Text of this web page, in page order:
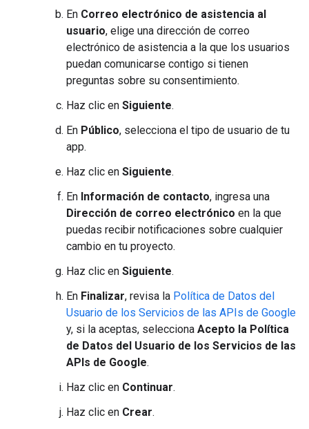
En Correo electrónico de asistencia al
usuario, elige una dirección de correo
electrónico de asistencia a la que los usuarios
puedan comunicarse contigo si tienen
preguntas sobre su consentimiento.
Haz clic en Siguiente.
En Público, selecciona el tipo de usuario de tu
app.
Haz clic en Siguiente.
En Información de contacto, ingresa una
Dirección de correo electrónico en la que
puedas recibir notificaciones sobre cualquier
cambio en tu proyecto.
Haz clic en Siguiente.
En Finalizar, revisa la Política de Datos del
Usuario de los Servicios de las APIs de Google
y, si la aceptas, selecciona Acepto la Política
de Datos del Usuario de los Servicios de las
APIs de Google.
Haz clic en Continuar.
Haz clic en Crear.